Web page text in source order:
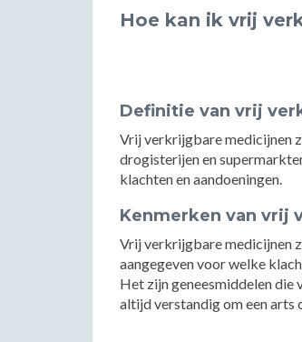
Hoe kan ik vrij
Definitie van vrij
Vrij verkrijgbare medicijnen
drogisterijen en
klachten en aandoeningen.
Kenmerken van vrij
Vrij verkrijgbare medicijnen
aangegeven voor welke
Het zijn geneesmiddelen
altijd verstandig om een arts